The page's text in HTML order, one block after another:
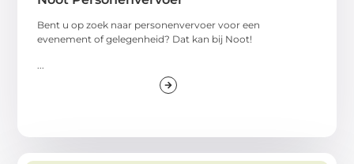
Bent u op zoek naar personenvervoer voor een
evenement of gelegenheid? Dat kan bij Noot!